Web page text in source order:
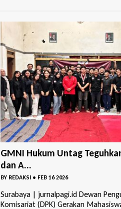
Peran Divisi Legal dalam
Kepasti...
BY DANIEL YULIUS CAESAR
Profil Mahasiswa : Sheva Gelombang
Surabaya | jurnalpagi.id Di balik